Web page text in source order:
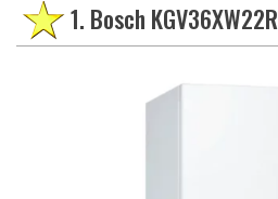
1. Bosch KGV36XW22R